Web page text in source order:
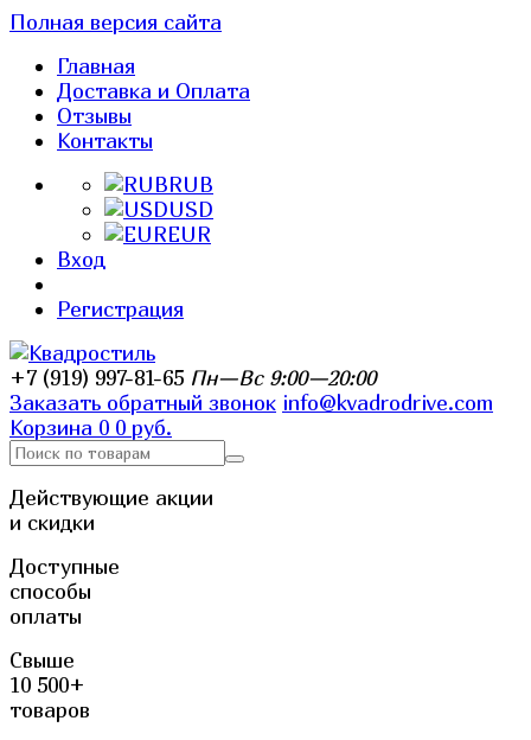
Полная версия сайта
Главная
Доставка и Оплата
Отзывы
Контакты
RUB
USD
EUR
Вход
Регистрация
+7 (919) 997-81-65 Пн—Вс 9:00—20:00
Заказать обратный звонок info@kvadrodrive.com
Корзина 0 0 руб.
Действующие акции
и скидки
Доступные
способы
оплаты
Свыше
10 500+
товаров